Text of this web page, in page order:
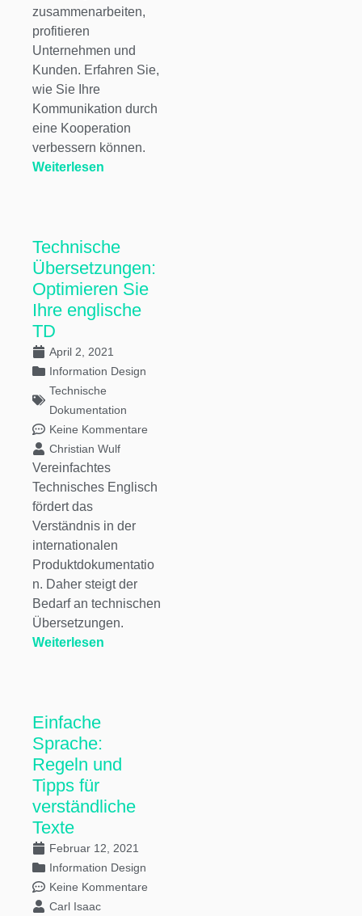
zusammenarbeiten,
profitieren
Unternehmen und
Kunden. Erfahren Sie,
wie Sie Ihre
Kommunikation durch
eine Kooperation
verbessern können.
Weiterlesen
Technische
Übersetzungen:
Optimieren Sie
Ihre englische
TD
April 2, 2021
Information Design
Technische
Dokumentation
Keine Kommentare
Christian Wulf
Vereinfachtes
Technisches Englisch
fördert das
Verständnis in der
internationalen
Produktdokumentatio
n. Daher steigt der
Bedarf an technischen
Übersetzungen.
Weiterlesen
Einfache
Sprache:
Regeln und
Tipps für
verständliche
Texte
Februar 12, 2021
Information Design
Keine Kommentare
Carl Isaac